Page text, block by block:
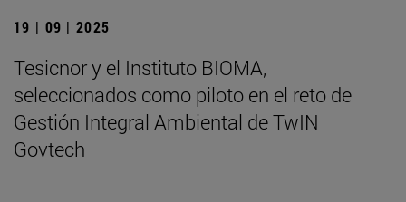
19 | 09 | 2025
Tesicnor y el Instituto BIOMA,
seleccionados como piloto en el reto de
Gestión Integral Ambiental de TwIN
Govtech